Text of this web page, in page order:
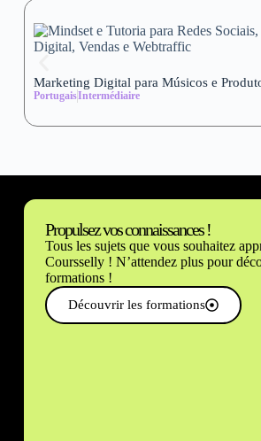
Marketing Digital para Músicos e
PortugaisIntermédiaire
Propulsez vos connaissances !
Tous les sujets que vous souhaitez
Coursselly ! N’attendez plus pour
formations !
Découvrir les formations